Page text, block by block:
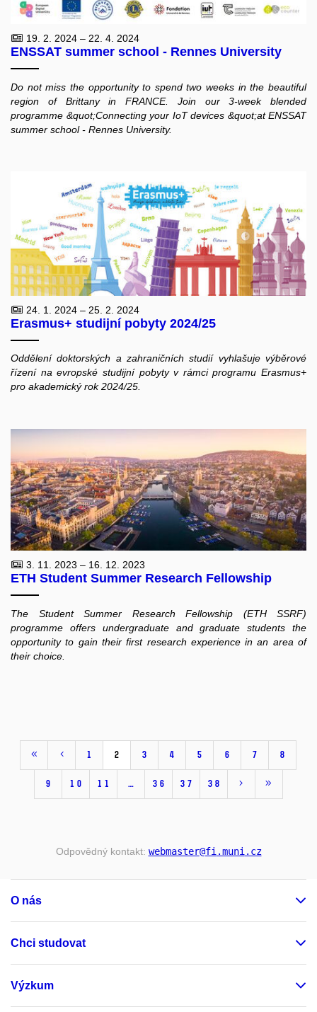
19. 2. 2024 – 22. 4. 2024
ENSSAT summer school - Rennes University
Do not miss the opportunity to spend two weeks in the beautiful
region of Brittany in FRANCE. Join our 3-week blended
programme &quot;Connecting your IoT devices &quot;at ENSSAT
summer school - Rennes University.
24. 1. 2024 – 25. 2. 2024
Erasmus+ studijní pobyty 2024/25
Oddělení doktorských a zahraničních studií vyhlašuje výběrové
řízení na evropské studijní pobyty v rámci programu Erasmus+
pro akademický rok 2024/25.
3. 11. 2023 – 16. 12. 2023
ETH Student Summer Research Fellowship
The Student Summer Research Fellowship (ETH SSRF)
programme offers undergraduate and graduate students the
opportunity to gain their first research experience in an area of
their choice.
1 2 3 4 5 6 7 8
9 10 11 … 36 37 38
Odpovědný kontakt: webmaster@fi .muni .cz
O nás
Chci studovat
Výzkum